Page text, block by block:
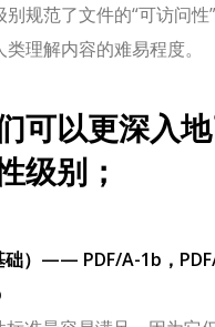
规范了文件的“可访问性
理解内容的难易程度。
可以更深入
级别；
础）—— PDF/A-1b，